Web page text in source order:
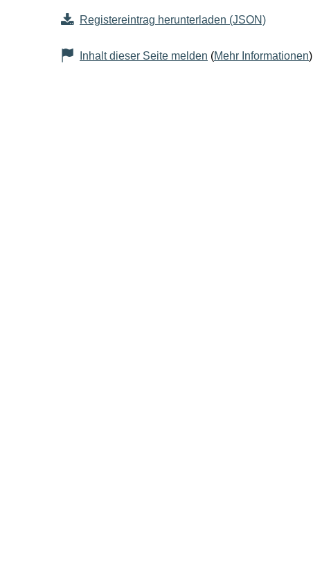
Registereintrag herunterladen (JSON)
Inhalt dieser Seite melden (Mehr Informationen)